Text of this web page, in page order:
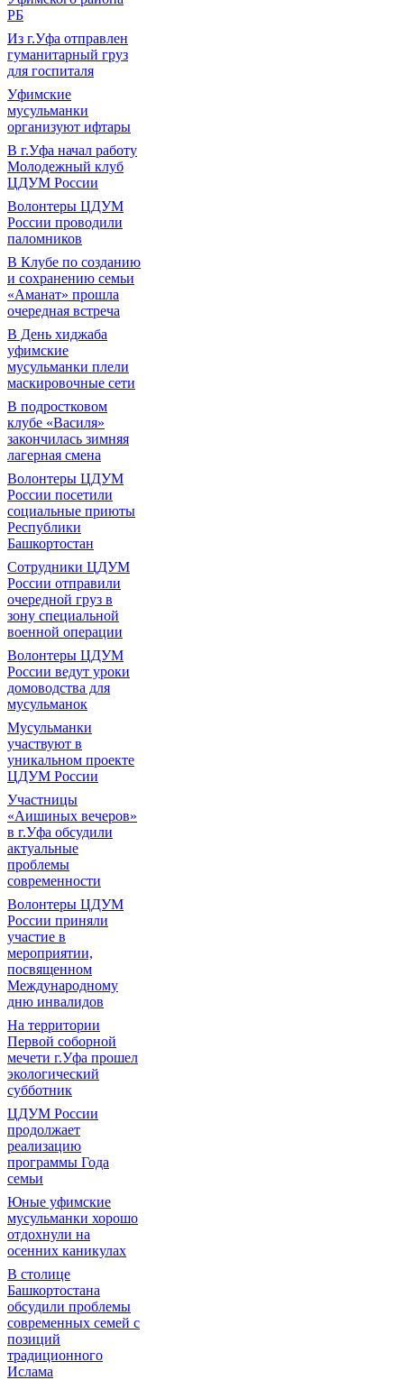
РБ
Из г.Уфа отправлен
гуманитарный груз
для госпиталя
Уфимские
мусульманки
организуют ифтары
В г.Уфа начал работу
Молодежный клуб
ЦДУМ России
Волонтеры ЦДУМ
России проводили
паломников
В Клубе по созданию
и сохранению семьи
«Аманат» прошла
очередная встреча
В День хиджаба
уфимские
мусульманки плели
маскировочные сети
В подростковом
клубе «Василя»
закончилась зимняя
лагерная смена
Волонтеры ЦДУМ
России посетили
социальные приюты
Республики
Башкортостан
Сотрудники ЦДУМ
России отправили
очередной груз в
зону специальной
военной операции
Волонтеры ЦДУМ
России ведут уроки
домоводства для
мусульманок
Мусульманки
участвуют в
уникальном проекте
ЦДУМ России
Участницы
«Аишиных вечеров»
в г.Уфа обсудили
актуальные
проблемы
современности
Волонтеры ЦДУМ
России приняли
участие в
мероприятии,
посвященном
Международному
дню инвалидов
На территории
Первой соборной
мечети г.Уфа прошел
экологический
субботник
ЦДУМ России
продолжает
реализацию
программы Года
семьи
Юные уфимские
мусульманки хорошо
отдохнули на
осенних каникулах
В столице
Башкортостана
обсудили проблемы
современных семей с
позиций
традиционного
Ислама